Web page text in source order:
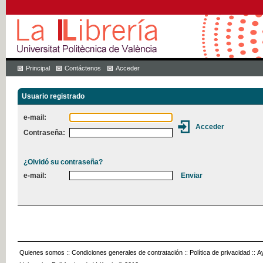
Principal Contáctenos Acceder
Usuario registrado
e-mail:
Contraseña:
¿Olvidó su contraseña?
e-mail:
Quienes somos :: Condiciones generales de contratación :: Política de privacidad ::